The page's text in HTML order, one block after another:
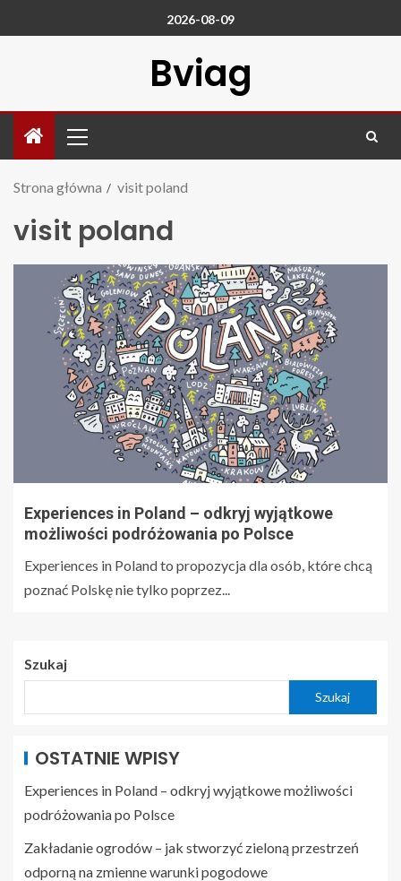
2026-08-09
Bviag
Strona główna visit poland
visit poland
Experiences in Poland – odkryj wyjątkowe
możliwości podróżowania po Polsce
Experiences in Poland to propozycja dla osób, które chcą
poznać Polskę nie tylko poprzez...
Szukaj
Szukaj
OSTATNIE WPISY
Experiences in Poland – odkryj wyjątkowe możliwości
podróżowania po Polsce
Zakładanie ogrodów – jak stworzyć zieloną przestrzeń
odporną na zmienne warunki pogodowe